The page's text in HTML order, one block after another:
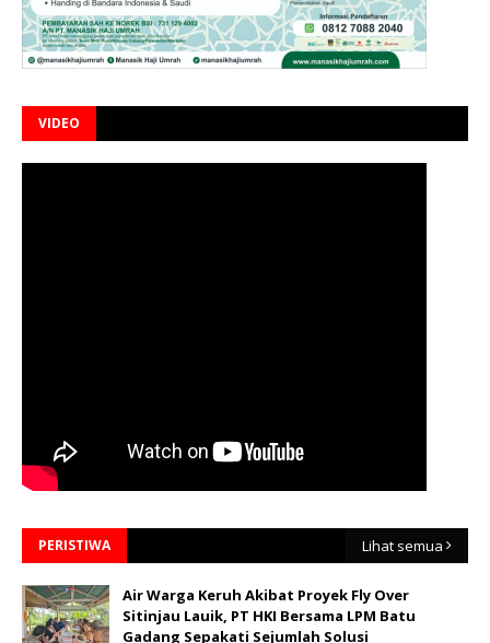
VIDEO
PERISTIWA Lihat semua
Air Warga Keruh Akibat Proyek Fly Over
Sitinjau Lauik, PT HKI Bersama LPM Batu
Gadang Sepakati Sejumlah Solusi